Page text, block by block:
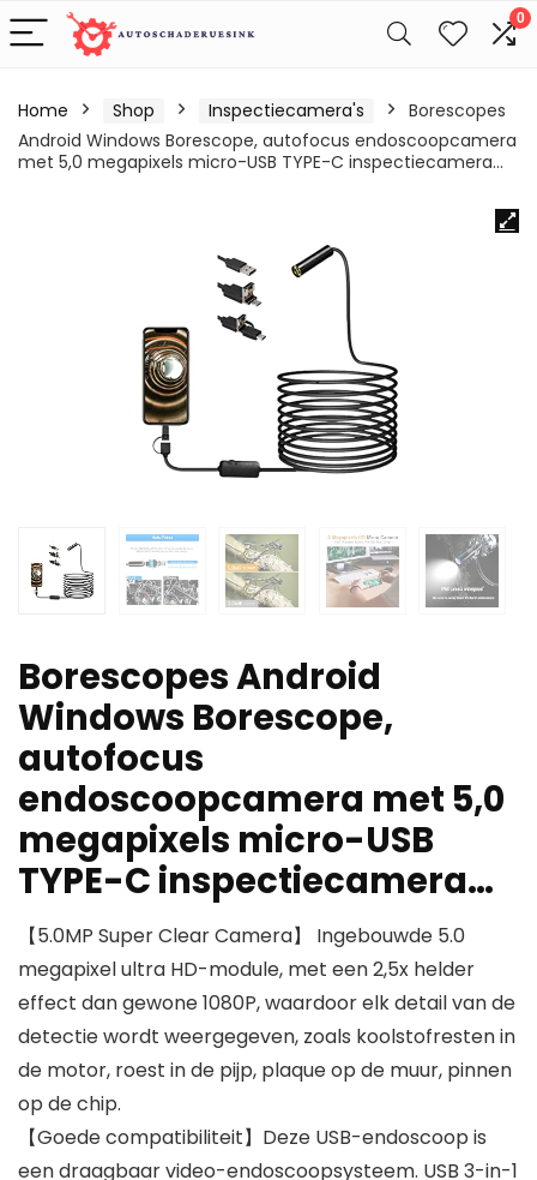
0
Home Shop Inspectiecamera's
Borescopes
Android Windows Borescope, autofocus endoscoopcamera
met 5,0 megapixels micro-USB TYPE-C inspectiecamera…
Borescopes Android
Windows Borescope,
autofocus
endoscoopcamera met 5,0
megapixels micro-USB
TYPE-C inspectiecamera…
【5.0MP Super Clear Camera】 Ingebouwde 5.0
megapixel ultra HD-module, met een 2,5x helder
effect dan gewone 1080P, waardoor elk detail van de
detectie wordt weergegeven, zoals koolstofresten in
de motor, roest in de pijp, plaque op de muur, pinnen
op de chip.
【Goede compatibiliteit】Deze USB-endoscoop is
een draagbaar video-endoscoopsysteem. USB 3-in-1